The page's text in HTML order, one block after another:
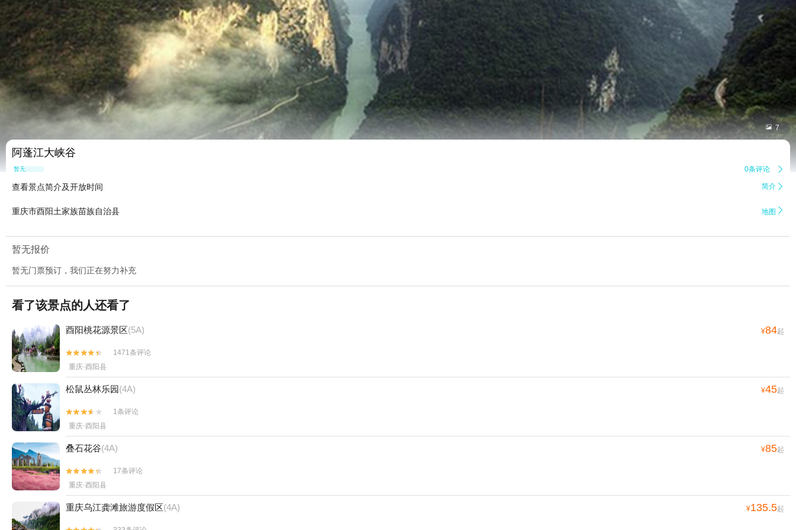
 7
阿蓬江大峡谷
暂无点评 0条评论 
查看景点简介及开放时间 简介 
重庆市酉阳土家族苗族自治县 地图 
暂无报价
暂无门票预订，我们正在努力补充
看了该景点的人还看了
酉阳桃花源景区(5A) ¥84起


1471条评论
重庆·酉阳县
松鼠丛林乐园(4A) ¥45起


1条评论
重庆·酉阳县
叠石花谷(4A) ¥85起


17条评论
重庆·酉阳县
重庆乌江龚滩旅游度假区(4A) ¥135.5起